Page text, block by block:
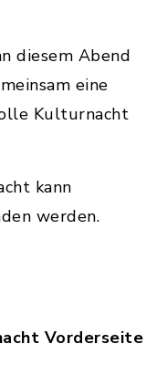
diesem Abend
eine
Kulturnacht
kann
werden.
Vorderseite